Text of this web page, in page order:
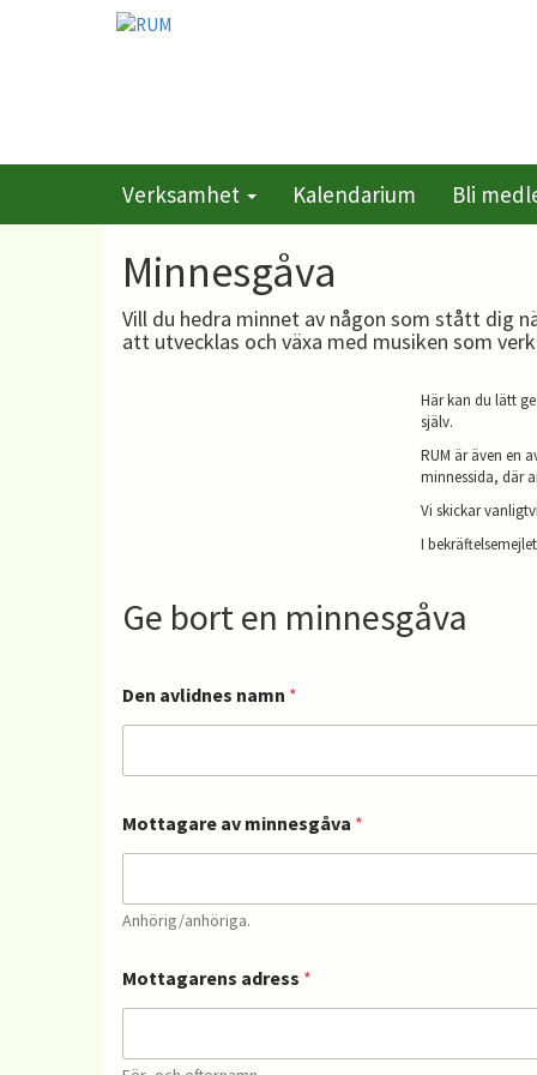
Verksamhet Kalendarium Bli
Minnesgåva
Vill du hedra minnet av någon som stått dig
att utvecklas och växa med musiken som
Här kan du lätt
själv.
RUM är även en
minnessida, där
Vi skickar
I
Ge bort en minnesgåva
Den avlidnes namn *
Mottagare av minnesgåva *
Anhörig/anhöriga.
Mottagarens adress *